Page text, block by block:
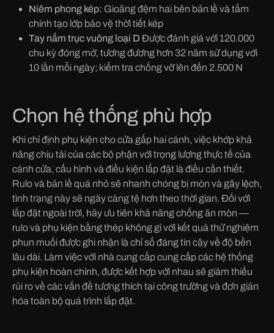
Niêm phong kép: Gioăng đệm hai bên bản lề và tấm
chính tạo lớp bảo vệ thời tiết kép
Tay nắm trục vuông loại D Được đánh giá với 120.000
chu kỳ đóng mở, tương đương hơn 32 năm sử dụng với
10 lần mỗi ngày; kiểm tra chống vỡ lên đến 2.500 N
Chọn hệ thống phù hợp
Khi chỉ định phụ kiện cho cửa gấp hai cánh, việc khớp khả
năng chịu tải của các bộ phận với trọng lượng thực tế của
cánh cửa, cấu hình và điều kiện lắp đặt là điều cần thiết.
Rulo và bản lề quá nhỏ sẽ nhanh chóng bị mòn và gây lệch,
tình trạng này sẽ ngày càng tệ hơn theo thời gian. Đối với
lắp đặt ngoài trời, hãy ưu tiên khả năng chống ăn mòn —
rulo và phụ kiện bằng thép không gỉ với kết quả thử nghiệm
phun muối được ghi nhận là chỉ số đáng tin cậy về độ bền
lâu dài. Làm việc với nhà cung cấp cung cấp các hệ thống
phụ kiện hoàn chỉnh, được kết hợp với nhau sẽ giảm thiểu
rủi ro về các vấn đề tương thích tại công trường và đơn giản
hóa toàn bộ quá trình lắp đặt.